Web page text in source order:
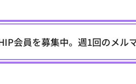
会員を募集中。週1回のメル